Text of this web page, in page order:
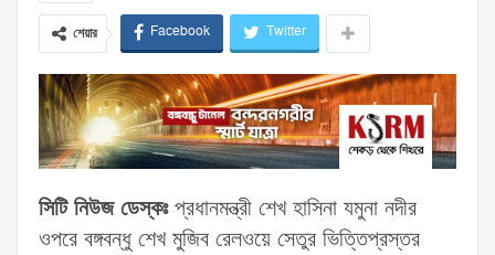
শেয়ার Facebook Twitter
সিটি নিউজ ডেস্কঃপ্রধানমন্ত্রী শেখ হাসিনা যমুনা নদীর
ওপরে বঙ্গবন্ধু শেখ মুজিব রেলওয়ে সেতুর ভিত্তিপ্রস্তর